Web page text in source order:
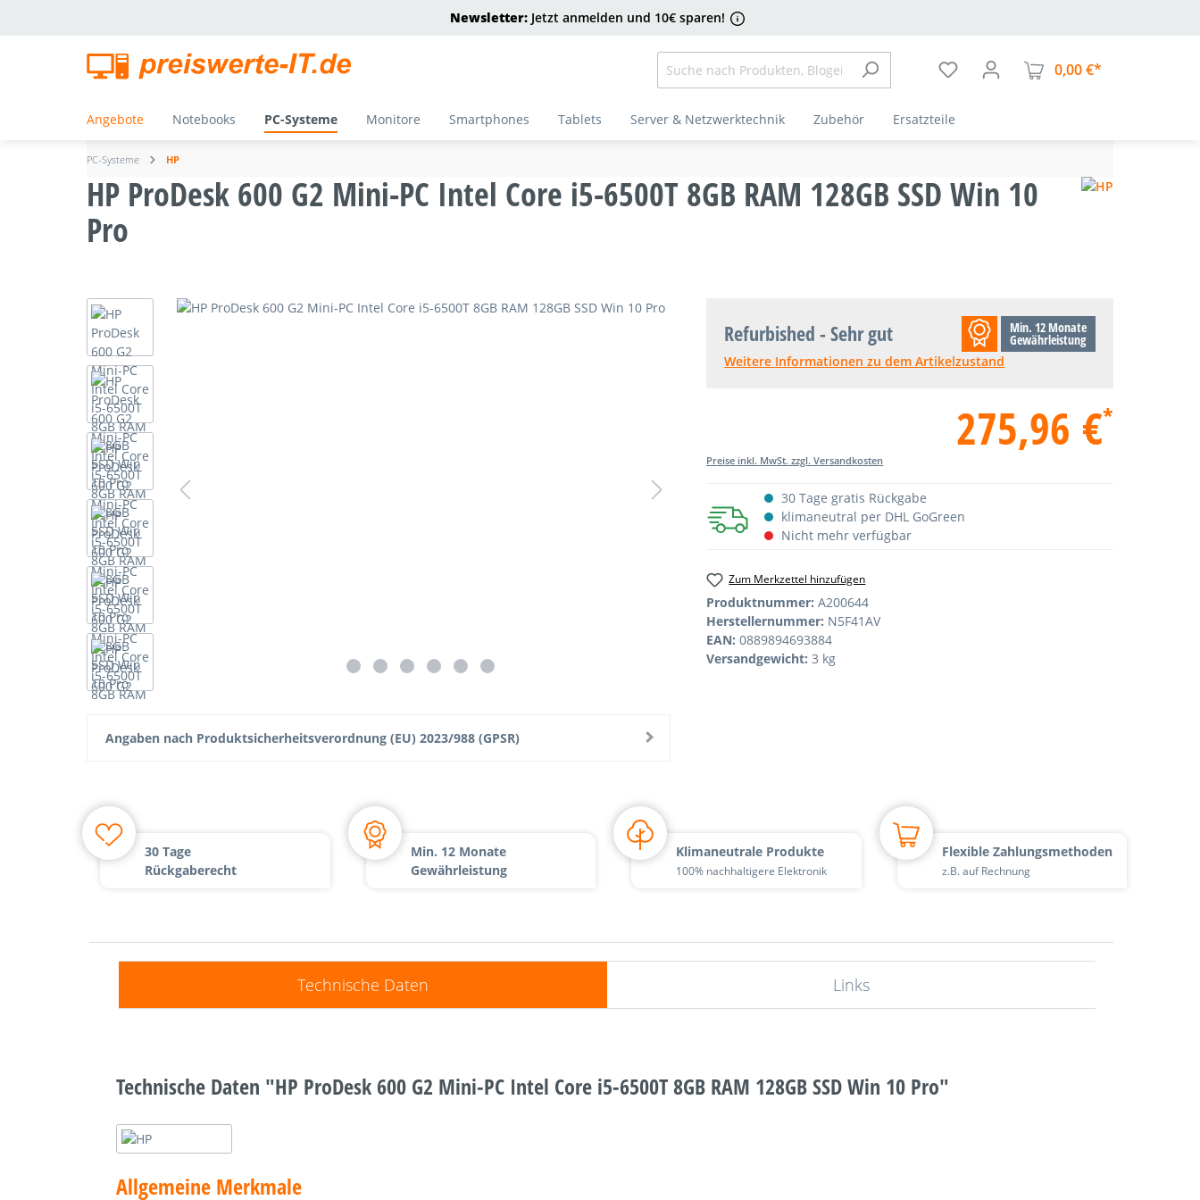
Newsletter:Jetzt anmelden und 10€ sparen!
0,00 €*
Angebote Notebooks PC-Systeme Monitore Smartphones Tablets Server & Netzwerktechnik Zubehör Ersatzteile
PC-Systeme HP
HP ProDesk 600 G2 Mini-PC Intel Core i5-6500T 8GB RAM 128GB SSD Win 10
Pro
Bildergalerie überspringen
Angaben nach Produktsicherheitsverordnung (EU) 2023/988 (GPSR)
Refurbished - Sehr gut Min. 12 Monate
Gewährleistung
Weitere Informationen zu dem Artikelzustand
275,96 €*
Preise inkl. MwSt. zzgl. Versandkosten
30 Tage gratis Rückgabe
klimaneutral per DHL GoGreen
Nicht mehr verfügbar
Zum Merkzettel hinzufügen
Produktnummer:A200644
Herstellernummer: N5F41AV
EAN: 0889894693884
Versandgewicht: 3 kg
30 Tage
Rückgaberecht
Min. 12 Monate
Gewährleistung
Klimaneutrale Produkte
100% nachhaltigere Elektronik
Flexible Zahlungsmethoden
z.B. auf Rechnung
Technische Daten Links
Technische Daten "HP ProDesk 600 G2 Mini-PC Intel Core i5-6500T 8GB RAM 128GB SSD Win 10 Pro"
Allgemeine Merkmale